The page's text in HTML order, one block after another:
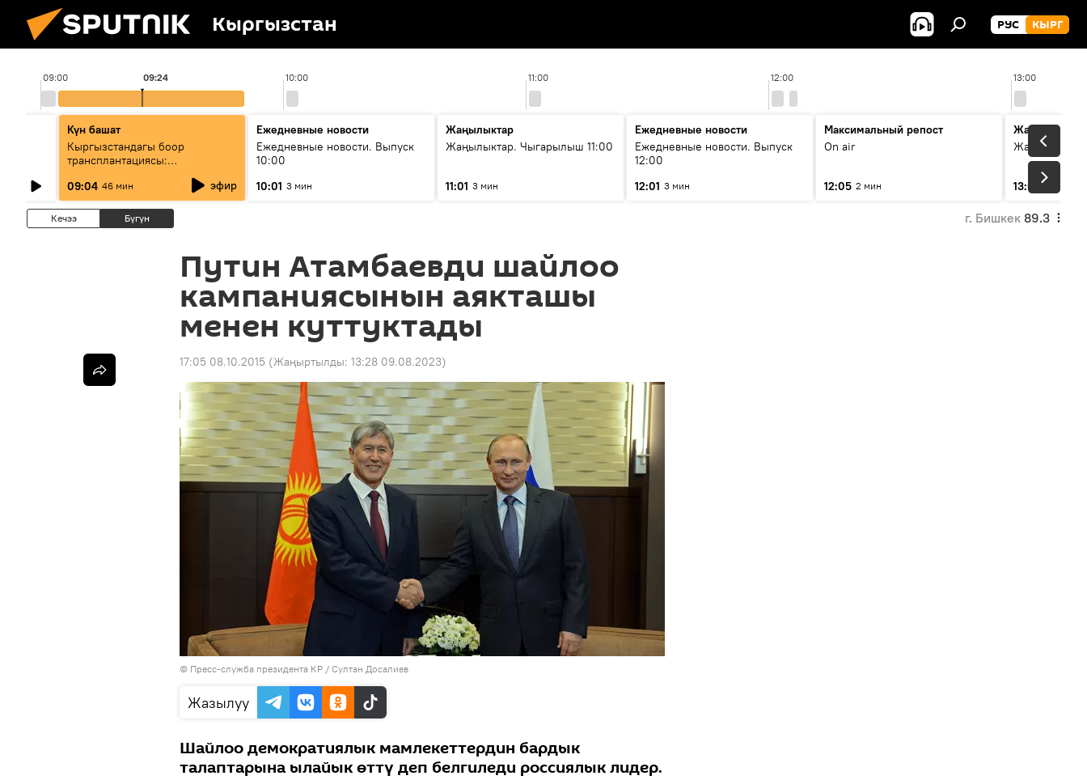
Кыргызстан РУС КЫРГ
09:00 10:00 11:00 12:00 13:00
09:24
Күн башат
Кыргызстандагы боор
трансплантациясы:
жетишкендиктер жана өнүгүү
келечеги
09:04 46 мин эфир
Ежедневные новости
Ежедневные новости. Выпуск
10:00
10:01 3 мин
Жаңылыктар
Жаңылыктар. Чыгарылыш 11:00
11:01 3 мин
Ежедневные новости
Ежедневные новости. Выпуск
12:00
12:01 3 мин
Максимальный репост
On air
12:05 2 мин
Жаңылыктар
13:01 3 мин
Кечээ Бүгүн г. Бишкек 89.3
Путин Атамбаевди шайлоо
кампаниясынын аякташы
менен куттуктады
17:05 08.10.2015 (Жаңыртылды: 13:28 09.08.2023)
© Пресс-служба президента КР / Султан Досалиев
Жазылуу
Шайлоо демократиялык мамлекеттердин бардык
талаптарына ылайык өттү деп белгиледи россиялык лидер.